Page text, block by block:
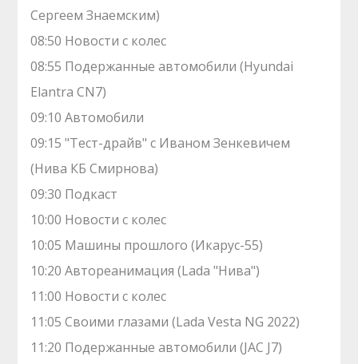
Сергеем Знаемским)
08:50 Новости с колес
08:55 Подержанные автомобили (Hyundai
Elantra CN7)
09:10 Автомобили
09:15 "Тест-драйв" с Иваном Зенкевичем
(Нива КБ Смирнова)
09:30 Подкаст
10:00 Новости с колес
10:05 Машины прошлого (Икарус-55)
10:20 Автореанимация (Lada "‎Нива")
11:00 Новости с колес
11:05 Своими глазами (Lada Vesta NG 2022)
11:20 Подержанные автомобили (JAC J7)